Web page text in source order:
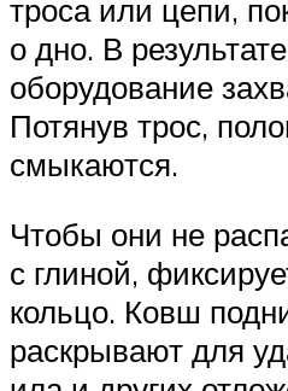
троса или цепи,
о дно. В
оборудование
Потянув трос,
смыкаются.
Чтобы они не
с глиной,
кольцо. Ковш
раскрывают для